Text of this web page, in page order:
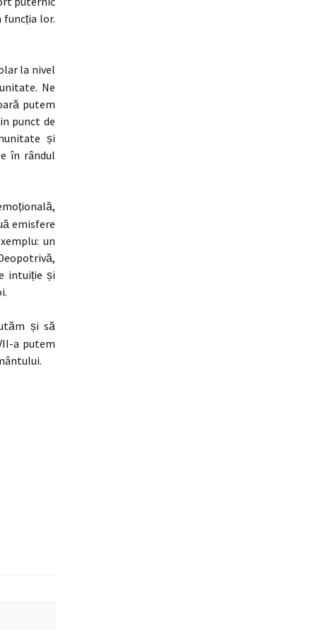
lor.
la nivel
Ne
putem
punct de
și
în rândul
emisfere
un
intuiție și
și să
a putem